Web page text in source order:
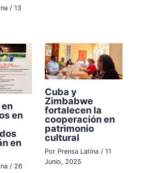
/13
en
en
/ 26
Cuba y
Zimbabwe
fortalecen la
cooperación en
patrimonio
cultural
Por Prensa Latina / 11
Junio, 2025